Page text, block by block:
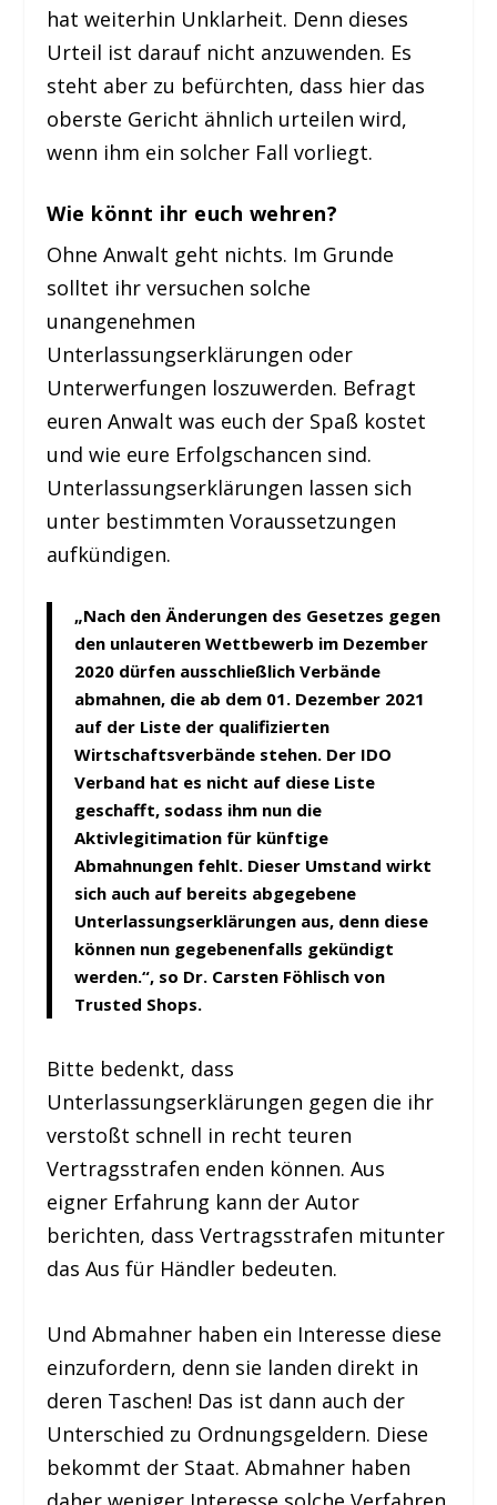
hat weiterhin Unklarheit. Denn dieses
Urteil ist darauf nicht anzuwenden. Es
steht aber zu befürchten, dass hier das
oberste Gericht ähnlich urteilen wird,
wenn ihm ein solcher Fall vorliegt.
Wie könnt ihr euch wehren?
Ohne Anwalt geht nichts. Im Grunde
solltet ihr versuchen solche
unangenehmen
Unterlassungserklärungen oder
Unterwerfungen loszuwerden. Befragt
euren Anwalt was euch der Spaß kostet
und wie eure Erfolgschancen sind.
Unterlassungserklärungen lassen sich
unter bestimmten Voraussetzungen
aufkündigen.
„Nach den Änderungen des Gesetzes gegen
den unlauteren Wettbewerb im Dezember
2020 dürfen ausschließlich Verbände
abmahnen, die ab dem 01. Dezember 2021
auf der Liste der qualifizierten
Wirtschaftsverbände stehen. Der IDO
Verband hat es nicht auf diese Liste
geschafft, sodass ihm nun die
Aktivlegitimation für künftige
Abmahnungen fehlt. Dieser Umstand wirkt
sich auch auf bereits abgegebene
Unterlassungserklärungen aus, denn diese
können nun gegebenenfalls gekündigt
werden.“, so Dr. Carsten Föhlisch von
Trusted Shops.
Bitte bedenkt, dass
Unterlassungserklärungen gegen die ihr
verstoßt schnell in recht teuren
Vertragsstrafen enden können. Aus
eigner Erfahrung kann der Autor
berichten, dass Vertragsstrafen mitunter
das Aus für Händler bedeuten.
Und Abmahner haben ein Interesse diese
einzufordern, denn sie landen direkt in
deren Taschen! Das ist dann auch der
Unterschied zu Ordnungsgeldern. Diese
bekommt der Staat. Abmahner haben